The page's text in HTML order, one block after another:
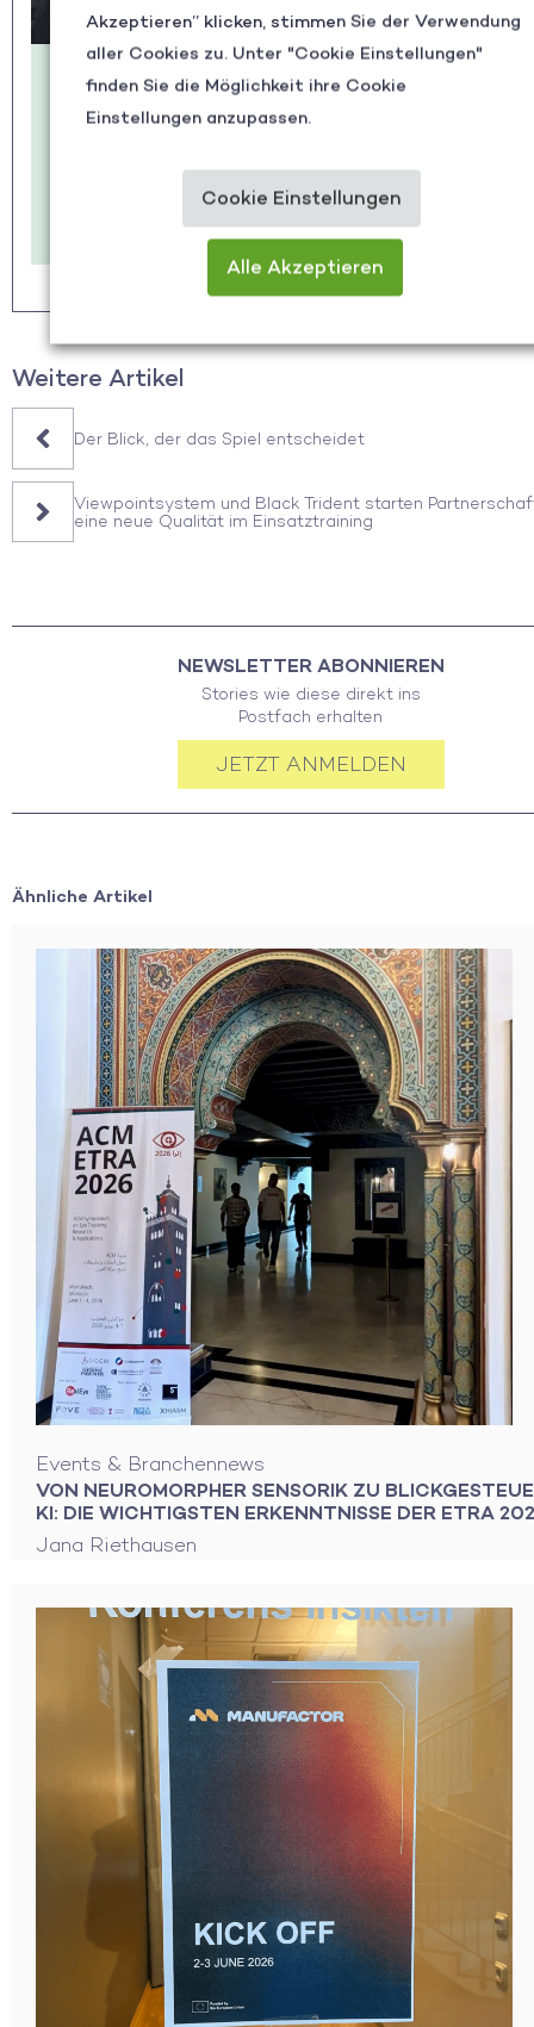
LESETIPP: INNOVATION IN DER
VERTEIDIGUNG — AUGEN AUF DIE ZUKUNFT
Bei „Miliz trifft Wirtschaft“ diskutierten Entscheider
und neue Technologien die Zukunft der Verteidigung
mitgestalten können.
JETZT LESEN
Weitere Artikel
Der Blick, der das Spiel entscheidet
Viewpointsystem und Black Trident starten
eine neue Qualität im Einsatztraining
NEWSLETTER ABONNIEREN
Stories wie diese direkt ins
Postfach erhalten
JETZT ANMELDEN
Ähnliche Artikel
Events & Branchennews
VON NEUROMORPHER SENSORIK ZU
KI: DIE WICHTIGSTEN ERKENNTNISSE DER ETRA
Jana Riethausen
Akzeptieren” klicken, stimmen Sie der Verwendung
aller Cookies zu. Unter "Cookie Einstellungen"
finden Sie die Möglichkeit ihre Cookie
Einstellungen anzupassen.
Cookie Einstellungen
Alle Akzeptieren